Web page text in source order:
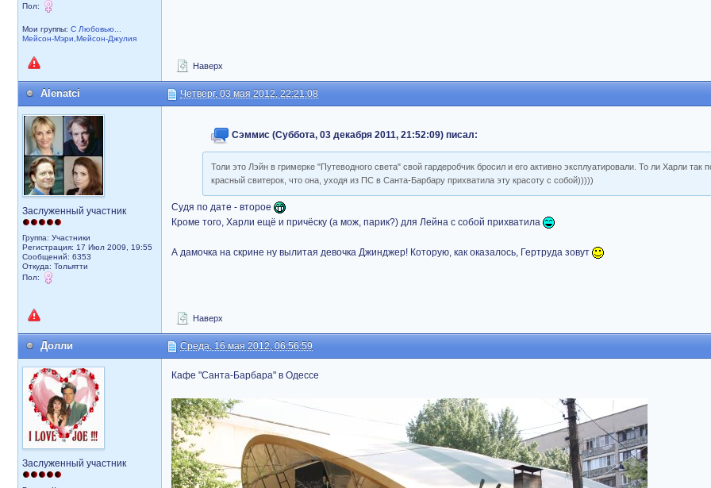
Пол:
Мои группы: С Любовью...
Мейсон-Мэри,Мейсон-Джулия
Наверх
Alenatci Четверг, 03 мая 2012, 22:21:08
Заслуженный участник
Группа: Участники
Регистрация: 17 Июл 2009, 19:55
Сообщений: 6353
Откуда: Тольятти
Пол:
Сэммис (Суббота, 03 декабря 2011, 21:52:09) писал:
Толи это Лэйн в гримерке "Путеводного света" свой гардеробчик бросил и его активно эксплуатировали. То ли Харли так
красный свитерок, что она, уходя из ПС в Санта-Барбару прихватила эту красоту с собой)))))
Судя по дате - второе
Кроме того, Харли ещё и причёску (а мож, парик?) для Лейна с собой прихватила
А дамочка на скрине ну вылитая девочка Джинджер! Которую, как оказалось, Гертруда зовут
Наверх
Долли Среда, 16 мая 2012, 06:56:59
Заслуженный участник
Кафе "Санта-Барбара" в Одессе